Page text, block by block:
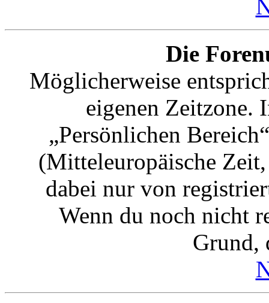
Die
Möglicherweise
eigenen Zeitzone.
„Persönlichen
(Mitteleuropäische
dabei nur von
Wenn du noch nicht
Grund,